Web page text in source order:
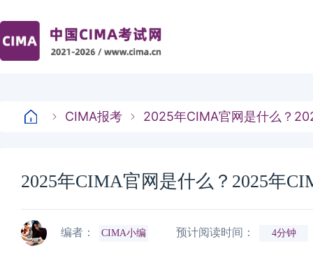
CIMA报考 2025年CIMA官网是什么？
2025年CIMA官网是什么？2025年
编者： CIMA小编 预计阅读时间： 4分钟